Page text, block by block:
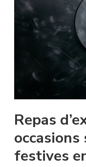
Repas
festives